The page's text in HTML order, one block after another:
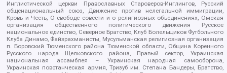
Инглистической церкви Православных Староверов-Инглингов, Русский
общенациональный союз, Движение против нелегальной иммиграции,
Кровь и Честь, О свободе совести и о религиозных объединениях, Омская
организация общественного политического движения Русское
национальное единство, Северное Братство, Клуб Болельщиков Футбольного
Клуба Динамо, Файзрахманисты, Мусульманская религиозная организация
п. Боровский Тюменского района Тюменской области, Община Коренного
Русского народа Щелковского района, Правый сектор, Украинская
национальная ассамблея – Украинская народная самооборона,
Украинская повстанческая армия, Тризуб им. Степана Бандеры, Братство,